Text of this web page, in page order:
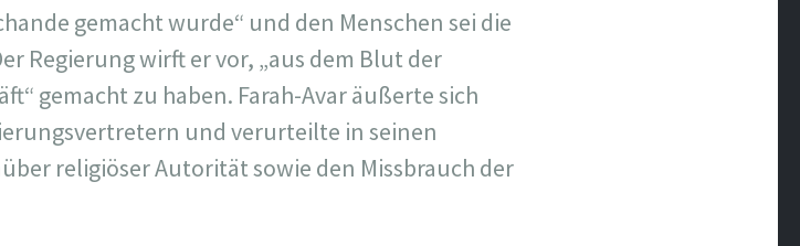
gemacht wurde“ und den Menschen sei die
Regierung wirft er vor, „aus dem Blut der
gemacht zu haben. Farah-Avar äußerte sich
und verurteilte in seinen
religiöser Autorität sowie den Missbrauch der